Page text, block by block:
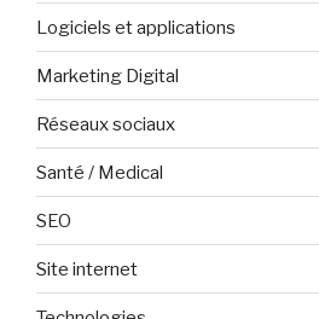
Logiciels et applications
Marketing Digital
Réseaux sociaux
Santé / Medical
SEO
Site internet